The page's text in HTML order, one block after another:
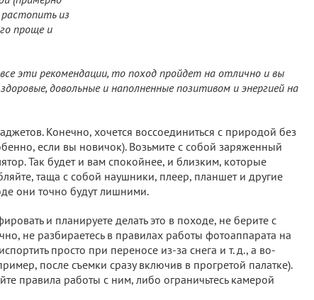
из
проще и
эти рекомендации, то поход пройдет на отлично и вы
довольные и наполненные позитивом и энергией на
Конечно, хочется воссоединиться с природой без
если вы новичок). Возьмите с собой заряженный
Так будет и вам спокойнее, и близким, которые
таща с собой наушники, плеер, планшет и другие
они точно будут лишними.
и планируете делать это в походе, не берите с
не разбираетесь в правилах работы фотоаппарата на
просто при переносе из-за снега и т. д., а во-
после съемки сразу включив в прогретой палатке).
правила работы с ним, либо ограничьтесь камерой